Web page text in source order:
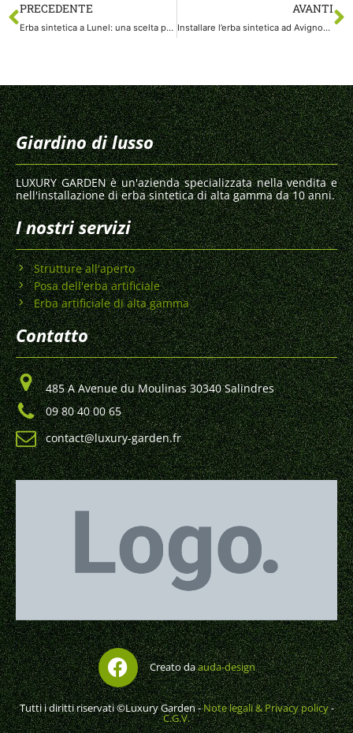
PRECEDENTE
Erba sintetica a Lunel: una scelta pratica e attraente per i tuoi spazi esterni
AVANTI
Installare l’erba sintetica ad Avignone: i vantaggi
Giardino di lusso
LUXURY GARDEN è un'azienda specializzata nella vendita e
nell'installazione di erba sintetica di alta gamma da 10 anni.
I nostri servizi
Strutture all'aperto
Posa dell'erba artificiale
Erba artificiale di alta gamma
Contatto
485 A Avenue du Moulinas 30340 Salindres
09 80 40 00 65
contact@luxury-garden.fr
Creato daauda-design
Tutti i diritti riservati ©Luxury Garden -Note legali & Privacy policy-
C.G.V.